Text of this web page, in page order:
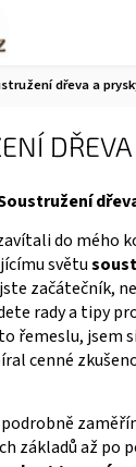
dřeva a
DŘEVA
do mého
světu
začátečník,
rady a tipy
řemeslu, jsem
cenné
základů až po